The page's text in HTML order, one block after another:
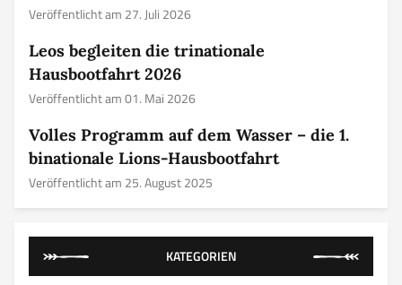
Veröffentlicht am 27. Juli 2026
Leos begleiten die trinationale
Hausbootfahrt 2026
Veröffentlicht am 01. Mai 2026
Volles Programm auf dem Wasser – die 1.
binationale Lions-Hausbootfahrt
Veröffentlicht am 25. August 2025
KATEGORIEN